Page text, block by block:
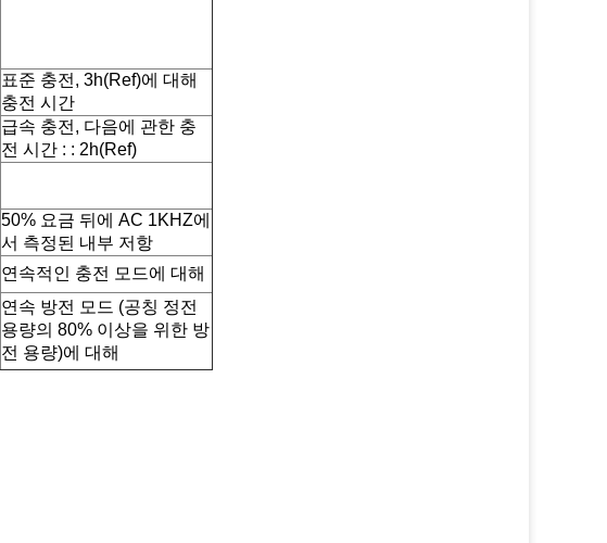
표준 충전, 3h(Ref)에 대해
충전 시간
급속 충전, 다음에 관한 충
전 시간 : : 2h(Ref)
50% 요금 뒤에 AC 1KHZ에
서 측정된 내부 저항
연속적인 충전 모드에 대해
연속 방전 모드 (공칭 정전
용량의 80% 이상을 위한 방
전 용량)에 대해